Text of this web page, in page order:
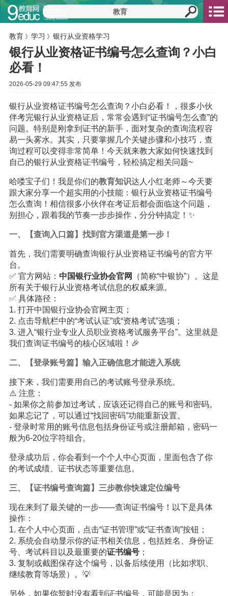
教育 》 学习 》 银行从业资格学习
银行从业资格证书编号怎么查询？小白
必看！
2026-05-29 09:47:55 发布
银行从业资格证书编号怎么查询？小白必看！，很多小伙
伴考完银行从业资格证后，常常会遇到“证书编号怎么查”的
问题。特别是刚拿到证书的新手，面对复杂的查询流程容
易一头雾水。其实，只要掌握几个关键步骤和小技巧，查
询过程可以变得非常简单！今天就来教大家如何快速找到
自己的银行从业资格证书编号，轻松搞定相关问题~
哈喽宝子们！我是你们的教育知识达人小红老师～今天要
跟大家分享一个超实用的小技能：银行从业资格证书编号
怎么查询！相信很多小伙伴在考证后都会面临这个问题，
别担心，跟着我的节奏一步步操作，分分钟搞定！✨
一、【查询入口篇】找到官方渠道是第一步！
首先，我们需要明确查询银行从业资格证书编号的官方平
台。
✅ 官方网站： 中国银行业协会官网
（简称“中银协”）。这是
所有关于银行从业资格考试信息的权威来源。
✅ 具体路径：
1. 打开中国银行业协会官网主页；
2. 点击导航栏中的“考试认证”或“资格考试”选项；
3. 进入“银行业专业人员职业资格考试服务平台”。这里就是
我们查询证书编号的核心区域啦！🎉
二、【登录账号篇】输入正确信息才能进入系统
接下来，我们需要用自己的考试账号登录系统。
⚠️ 注意：
- 如果你之前参加过考试，应该还记得自己的账号和密码。
如果忘记了，可以通过“找回密码”功能重新设置。
- 登录时常用的账号信息包括身份证号或注册邮箱，密码一
般为6-20位字符组合。
登录成功后，你会看到一个个人中心页面，里面包含了你
的考试成绩、证书状态等重要信息。
三、【证书编号查询篇】三步教你快速定位编号
现在来到了最关键的一步——查询证书编号！以下是具体
操作：
1. 在个人中心页面，点击“证书管理”或“证书查询”按钮；
2. 系统会自动显示你的证书相关信息，包括姓名、身份证
号、考试科目以及最重要的证书编号；
3. 复制或截图保存这个编号，以备后续使用（比如求职、
继续教育等场景）。💡
另外，如果你暂时没有看到证书编号，可能是因为：